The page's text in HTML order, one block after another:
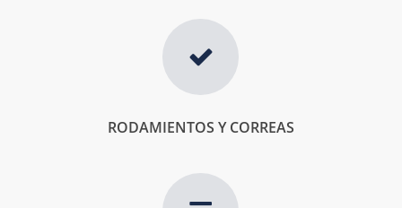
RODAMIENTOS Y CORREAS